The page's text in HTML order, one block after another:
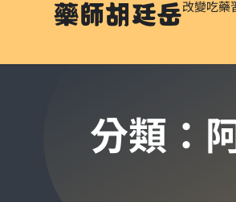
藥師胡廷岳改變吃藥
分類：